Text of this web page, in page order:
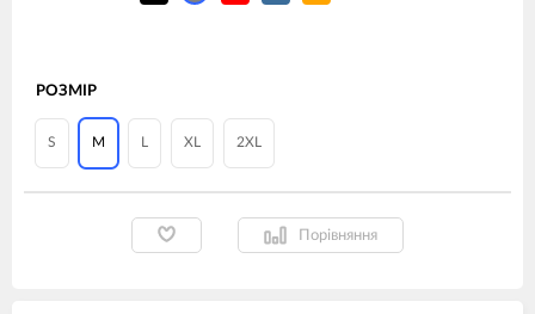
РОЗМІР
S M L XL 2XL
Порівняння